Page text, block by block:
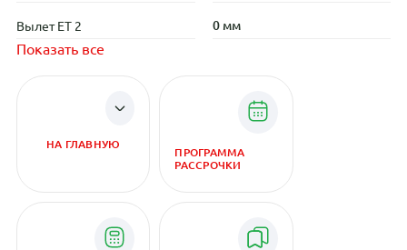
Вылет ET 2 0 мм
Показать все
НА ГЛАВНУЮ
ПРОГРАММА
РАССРОЧКИ